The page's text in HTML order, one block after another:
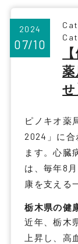
2024
07/10
薬
せ
ピノキオ薬
2024」に合
ます。心臓
は、毎年8
康を支える
栃木県の健
近年、栃木
上昇し、高